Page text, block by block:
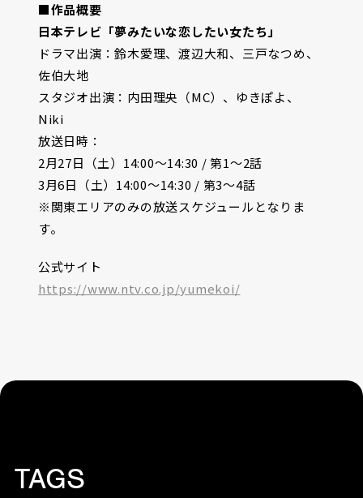
■作品概要
日本テレビ「夢みたいな恋したい女たち」
ドラマ出演：鈴木愛理、渡辺大和、三戸なつめ、
佐伯大地
スタジオ出演：内田理央（MC）、ゆきぽよ、
Niki
放送日時：
2月27日（土）14:00〜14:30 / 第1～2話
3月6日（土）14:00〜14:30 / 第3～4話
※関東エリアのみの放送スケジュールとなりま
す。
公式サイト
https://www.ntv.co.jp/yumekoi/
TAGS